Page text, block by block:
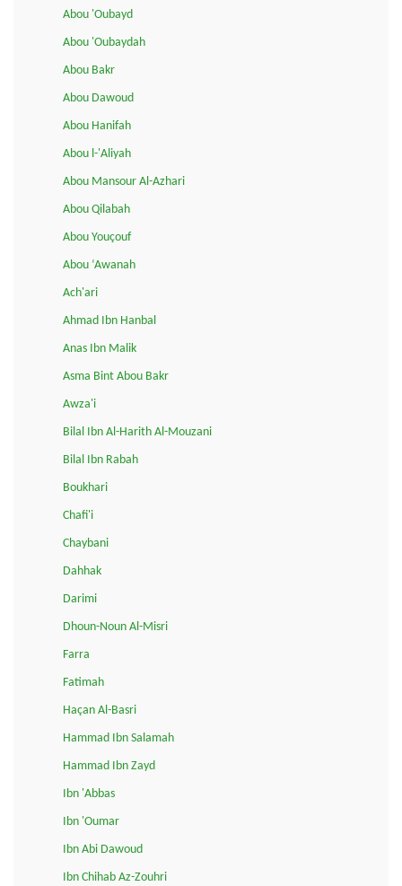
Abou 'Oubayd
Abou 'Oubaydah
Abou Bakr
Abou Dawoud
Abou Hanifah
Abou l-'Aliyah
Abou Mansour Al-Azhari
Abou Qilabah
Abou Youçouf
Abou ‘Awanah
Ach'ari
Ahmad Ibn Hanbal
Anas Ibn Malik
Asma Bint Abou Bakr
Awza'i
Bilal Ibn Al-Harith Al-Mouzani
Bilal Ibn Rabah
Boukhari
Chafi'i
Chaybani
Dahhak
Darimi
Dhoun-Noun Al-Misri
Farra
Fatimah
Haçan Al-Basri
Hammad Ibn Salamah
Hammad Ibn Zayd
Ibn 'Abbas
Ibn 'Oumar
Ibn Abi Dawoud
Ibn Chihab Az-Zouhri